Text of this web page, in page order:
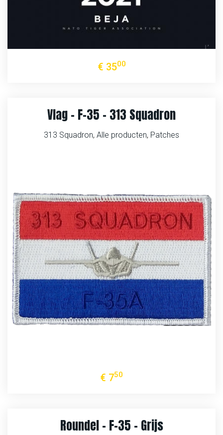
€ 3500
Vlag – F-35 – 313 Squadron
313 Squadron, Alle producten, Patches
€ 750
Roundel – F-35 – Grijs